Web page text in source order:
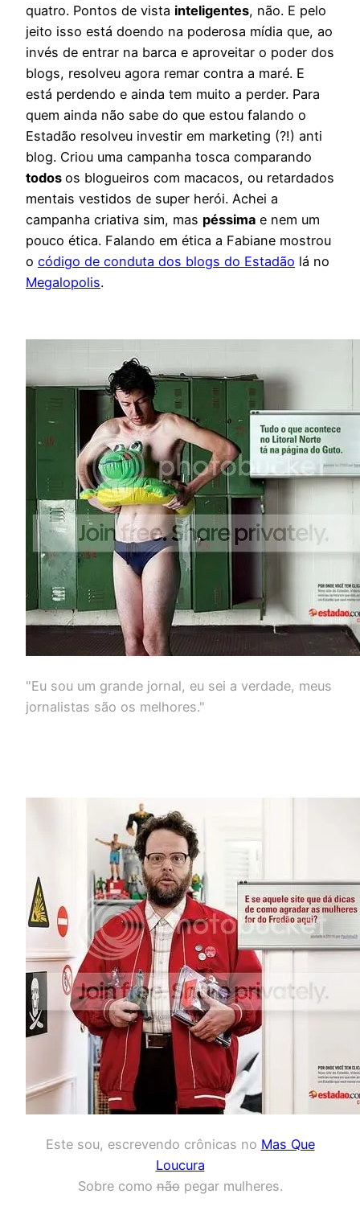
quatro. Pontos de vista inteligentes, não. E pelo
jeito isso está doendo na poderosa mídia que, ao
invés de entrar na barca e aproveitar o poder dos
blogs, resolveu agora remar contra a maré. E
está perdendo e ainda tem muito a perder. Para
quem ainda não sabe do que estou falando o
Estadão resolveu investir em marketing (?!) anti
blog. Criou uma campanha tosca comparando
todos os blogueiros com macacos, ou retardados
mentais vestidos de super herói. Achei a
campanha criativa sim, mas péssima e nem um
pouco ética. Falando em ética a Fabiane mostrou
o código de conduta dos blogs do Estadão lá no
Megalopolis.
"Eu sou um grande jornal, eu sei a verdade, meus
jornalistas são os melhores."
Este sou, escrevendo crônicas no Mas Que
Loucura
Sobre comonãopegar mulheres.